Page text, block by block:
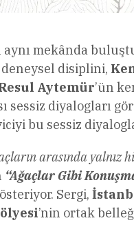
mekânda
deneysel disiplini,
Aytemür’ün
sessiz diyalogları
bu sessiz
arasında
“Ağaçlar Gibi
Sergi,
’nin ortak